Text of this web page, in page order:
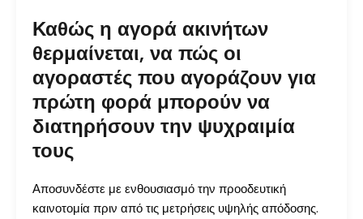
Καθώς η αγορά ακινήτων
θερμαίνεται, να πώς οι
αγοραστές που αγοράζουν για
πρώτη φορά μπορούν να
διατηρήσουν την ψυχραιμία
τους
Αποσυνδέστε με ενθουσιασμό την προοδευτική
καινοτομία πριν από τις μετρήσεις υψηλής απόδοσης.